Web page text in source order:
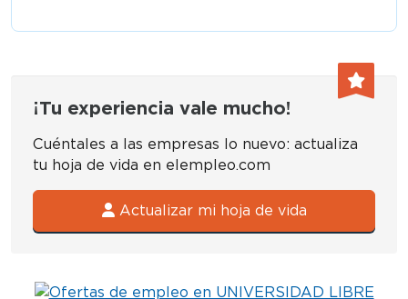
¡Tu experiencia vale mucho!
Cuéntales a las empresas lo nuevo: actualiza
tu hoja de vida en elempleo.com
Actualizar mi hoja de vida